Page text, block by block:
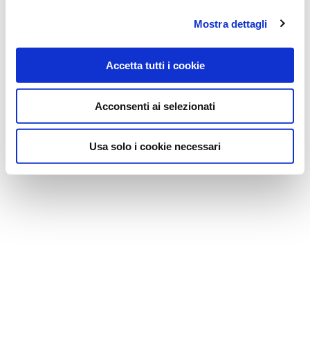
Mostra dettagli
Accetta tutti i cookie
Acconsenti ai selezionati
Usa solo i cookie necessari